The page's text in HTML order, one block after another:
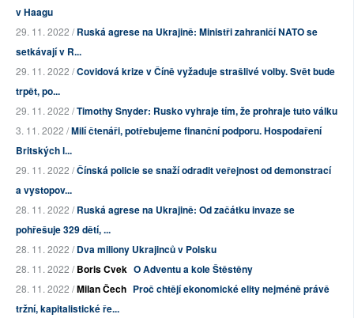
v Haagu
29. 11. 2022 /Ruská agrese na Ukrajině: Ministři zahraničí NATO se
setkávají v R...
29. 11. 2022 /Covidová krize v Číně vyžaduje strašlivé volby. Svět bude
trpět, po...
29. 11. 2022 /Timothy Snyder: Rusko vyhraje tím, že prohraje tuto válku
3. 11. 2022 /Milí čtenáři, potřebujeme finanční podporu. Hospodaření
Britských l...
29. 11. 2022 /Čínská policie se snaží odradit veřejnost od demonstrací
a vystopov...
28. 11. 2022 /Ruská agrese na Ukrajině: Od začátku invaze se
pohřešuje 329 dětí, ...
28. 11. 2022 /Dva miliony Ukrajinců v Polsku
28. 11. 2022 /Boris Cvek O Adventu a kole Štěstěny
28. 11. 2022 /Milan Čech Proč chtějí ekonomické elity nejméně právě
tržní, kapitalistické ře...